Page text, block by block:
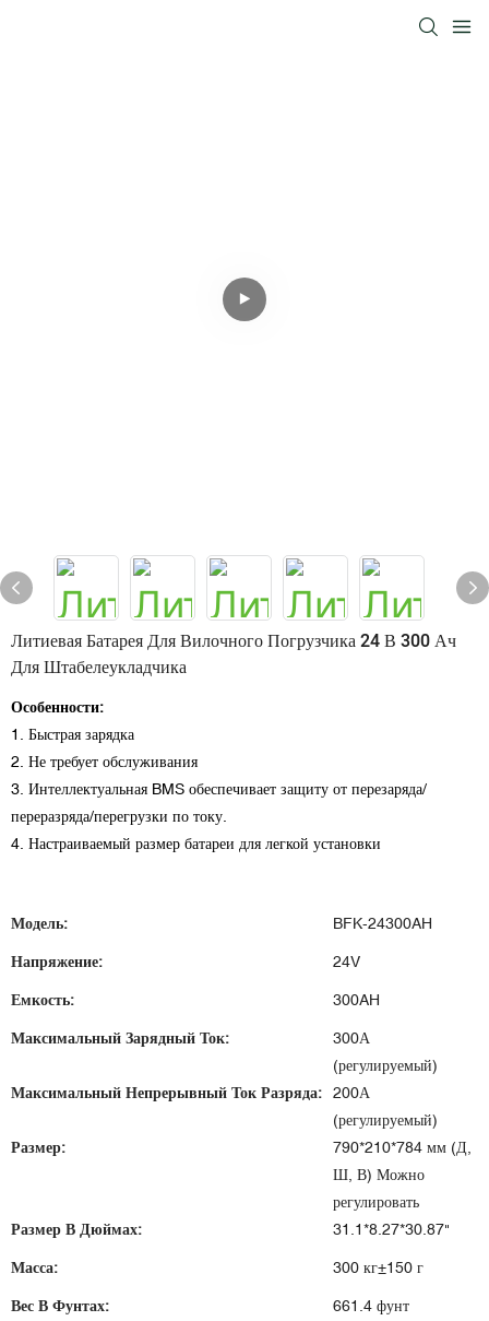
Литиевая Батарея Для Вилочного Погрузчика 24 В 300 Ач
Для Штабелеукладчика
Особенности:
1. Быстрая зарядка
2. Не требует обслуживания
3. Интеллектуальная BMS обеспечивает защиту от перезаряда/
переразряда/перегрузки по току.
4. Настраиваемый размер батареи для легкой установки
Модель: BFK-24300AH
Напряжение: 24V
Емкость: 300AH
Максимальный Зарядный Ток:
300А
(регулируемый)
Максимальный Непрерывный Ток Разряда:
200А
(регулируемый)
Размер:
790*210*784 мм (Д,
Ш, В) Можно
регулировать
Размер В Дюймах:
31.1*8.27*30.87"
Масса: 300 кг±150 г
Вес В Фунтах: 661.4 фунт